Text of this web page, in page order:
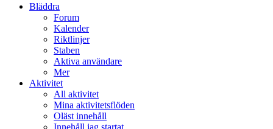
Bläddra
Forum
Kalender
Riktlinjer
Staben
Aktiva användare
Mer
Aktivitet
All aktivitet
Mina aktivitetsflöden
Oläst innehåll
Innehåll jag startat